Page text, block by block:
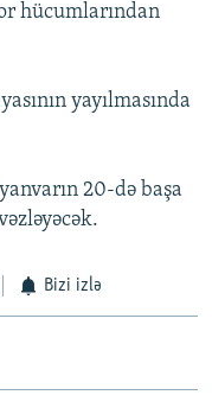
hücumlarından
yayılmasında
20-də başa
Bizi izlə